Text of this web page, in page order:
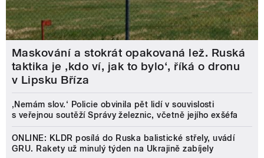
Maskování a stokrát opakovaná lež. Ruská
taktika je ‚kdo ví, jak to bylo‘, říká o dronu
v Lipsku Bříza
‚Nemám slov.‘ Policie obvinila pět lidí v souvislosti
s veřejnou soutěží Správy železnic, včetně jejího exšéfa
ONLINE: KLDR posílá do Ruska balistické střely, uvádí
GRU. Rakety už minulý týden na Ukrajině zabíjely